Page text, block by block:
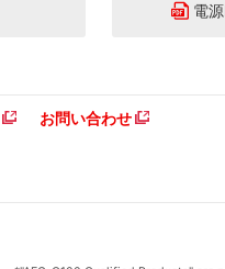
電源
お問い合わせ